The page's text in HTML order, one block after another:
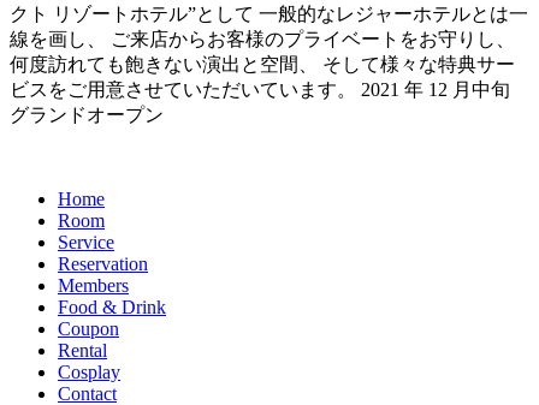
クト リゾートホテル”として 一般的なレジャーホテルとは一
線を画し、 ご来店からお客様のプライベートをお守りし、
何度訪れても飽きない演出と空間、 そして様々な特典サー
ビスをご用意させていただいています。 2021 年 12 月中旬
グランドオープン
Home
Room
Service
Reservation
Members
Food & Drink
Coupon
Rental
Cosplay
Contact